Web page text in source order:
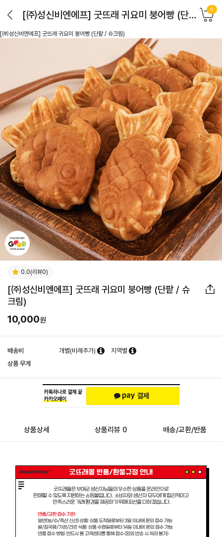
[㈜성신비엔에프] 굿뜨래 귀요미 붕어빵 (단팥 / 슈크림) 0
[㈜성신비엔에프] 굿뜨래 귀요미 붕어빵 (단팥 / 슈크림)
0.0(리뷰0)
[㈜성신비엔에프] 굿뜨래 귀요미 붕어빵 (단팥 / 슈
크림)
10,000원
배송비 개별(비례추가)
지역별
상품 무게
상품상세 상품리뷰 0 배송/교환/반품